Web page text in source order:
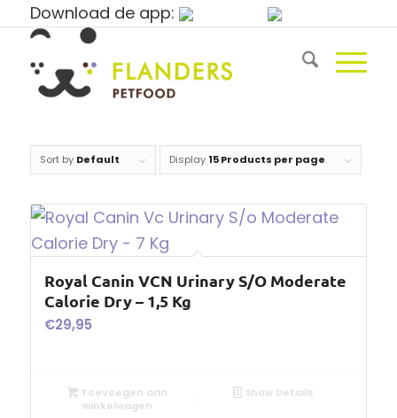
Download de app:
Sort by Default Display 15 Products per page
Royal Canin VCN Urinary S/O Moderate
Calorie Dry – 1,5 Kg
€29,95
Toevoegen aan
winkelwagen
Show Details